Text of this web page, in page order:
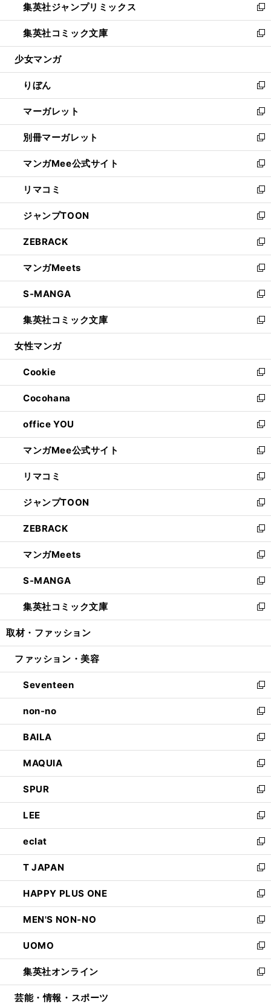
く
で
開
く
ド
ウ
で
開
ィ
ン
ド
ウ
開
く
い
ウ
ィ
ン
ウ
で
開
く
集英社ジャンプリミックス
新
し
い
ウ
ン
ド
ウ
で
開
く
集英社コミック文庫
新
し
ウ
ィ
ン
ド
ウ
で
開
く
少女マンガ
りぼん
新
し
い
ウ
ィ
ン
ド
ウ
で
開
く
マーガレット
新
し
い
ウ
ィ
ン
ド
ウ
で
開
く
別冊マーガレット
新
し
い
ウ
ィ
ン
ド
ウ
で
開
く
マンガMee公式サイト
新
し
い
ウ
ィ
ン
ド
ウ
で
開
く
リマコミ
新
し
い
ウ
ィ
ン
ド
ウ
で
開
く
ジャンプTOON
新
し
い
ウ
ィ
ン
ド
ウ
で
開
ZEBRACK
新
し
い
ウ
ィ
ン
ド
ウ
開
く
マンガMeets
新
し
い
ウ
ィ
ン
ウ
で
開
く
S-MANGA
新
し
い
ウ
ン
ド
ウ
で
開
く
集英社コミック文庫
新
し
ウ
ィ
ン
ド
ウ
で
開
く
女性マンガ
Cookie
新
し
い
ウ
ィ
ン
ド
ウ
で
開
く
Cocohana
新
し
い
ウ
ィ
ン
ド
ウ
で
開
く
office YOU
新
し
い
ウ
ィ
ン
ド
ウ
で
開
く
マンガMee公式サイト
新
し
い
ウ
ィ
ン
ド
ウ
で
開
く
リマコミ
新
し
い
ウ
ィ
ン
ド
ウ
で
開
く
ジャンプTOON
新
し
い
ウ
ィ
ン
ド
ウ
で
開
ZEBRACK
新
し
い
ウ
ィ
ン
ド
ウ
開
マンガMeets
新
し
い
ウ
ィ
ン
ウ
開
く
S-MANGA
新
し
い
ウ
ン
ウ
で
開
く
集英社コミック文庫
新
し
ウ
ン
ド
ウ
で
開
く
取材・ファッション
ファッション・美容
Seventeen
新
し
い
ウ
ィ
ン
ド
ウ
で
開
く
non-no
新
し
い
ウ
ィ
ン
ド
ウ
で
開
く
BAILA
新
し
い
ウ
ィ
ン
ド
ウ
で
開
く
MAQUIA
新
し
い
ウ
ィ
ン
ド
ウ
で
開
く
SPUR
新
し
い
ウ
ィ
ン
ド
ウ
で
開
く
LEE
新
し
い
ウ
ィ
ン
ド
ウ
で
開
く
eclat
新
し
い
ウ
ィ
ン
ド
ウ
で
開
く
T JAPAN
新
し
い
ウ
ィ
ン
ド
ウ
で
開
HAPPY PLUS ONE
新
し
い
ウ
ィ
ン
ド
ウ
MEN'S NON-NO
新
し
い
ウ
ィ
ン
UOMO
新
し
い
ウ
集英社オンライン
新
し
芸能・情報・スポーツ